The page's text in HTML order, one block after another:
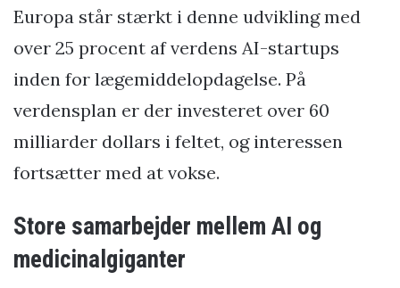
Europa står stærkt i denne udvikling med
over 25 procent af verdens AI-startups
inden for lægemiddelopdagelse. På
verdensplan er der investeret over 60
milliarder dollars i feltet, og interessen
fortsætter med at vokse.
Store samarbejder mellem AI og
medicinalgiganter